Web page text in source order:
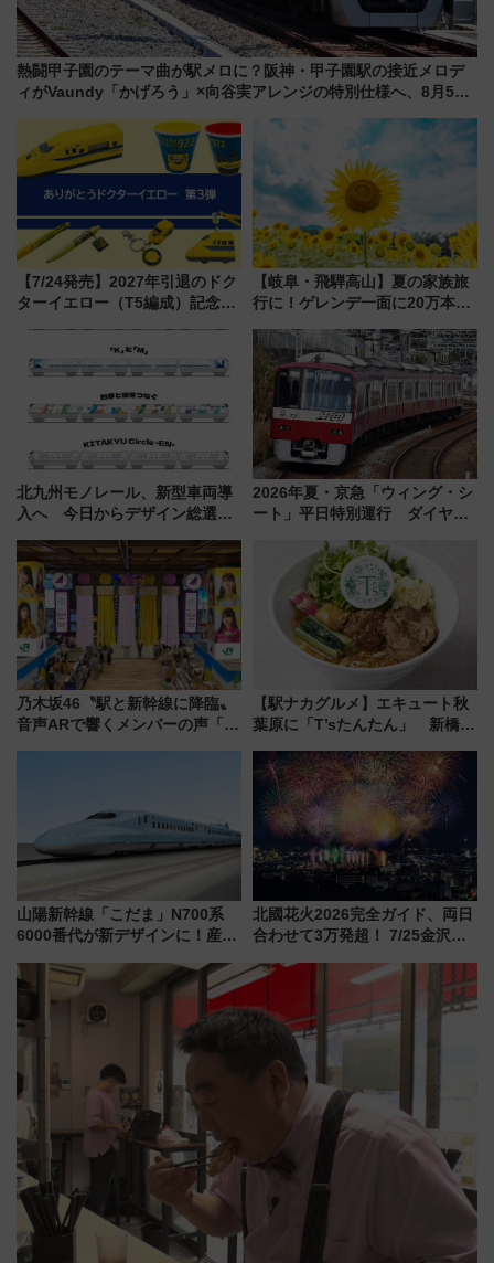
熱闘甲子園のテーマ曲が駅メロに？阪神・甲子園駅の接近メロデ
ィがVaundy「かげろう」×向谷実アレンジの特別仕様へ、8月5日
【7/24発売】2027年引退のドク
ターイエロー（T5編成）記念グ
送の目覚まし時計など通販・販
売店舗まとめ
【岐阜・飛騨高山】夏の家族旅
行に！ゲレンデ一面に20万本の
アひまわり園」開園
北九州モノレール、新型車両導
入へ 今日からデザイン総選挙
2026年夏・京急「ウィング・シ
ート」平日特別運行 ダイヤ・
三浦海岸を堪能できるお出かけ
プランもご紹介
乃木坂46〝駅と新幹線に降臨〟
音声ARで響くメンバーの声「真
【駅ナカグルメ】エキュート秋
葉原に「T’sたんたん」 新橋に
饅」、オムライス専門店「肉と
たまご」新グルメ続々登場！
【2026年8月】
山陽新幹線「こだま」N700系
6000番代が新デザインに！産学
用は今冬から
北國花火2026完全ガイド、両日
合わせて3万発超！ 7/25金沢大
会の日程・アクセス・観覧席ま